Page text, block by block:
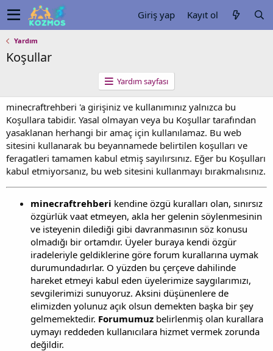
Giriş yap Kayıt ol
Yardım
Koşullar
Yardım sayfası
minecraftrehberi 'a girişiniz ve kullanımınız yalnızca bu
Koşullara tabidir. Yasal olmayan veya bu Koşullar tarafından
yasaklanan herhangi bir amaç için kullanılamaz. Bu web
sitesini kullanarak bu beyannamede belirtilen koşulları ve
feragatleri tamamen kabul etmiş sayılırsınız. Eğer bu Koşulları
kabul etmiyorsanız, bu web sitesini kullanmayı bırakmalısınız.
minecraftrehberi kendine özgü kuralları olan, sınırsız
özgürlük vaat etmeyen, akla her gelenin söylenmesinin
ve isteyenin dilediği gibi davranmasının söz konusu
olmadığı bir ortamdır. Üyeler buraya kendi özgür
iradeleriyle geldiklerine göre forum kurallarına uymak
durumundadırlar. O yüzden bu çerçeve dahilinde
hareket etmeyi kabul eden üyelerimize saygılarımızı,
sevgilerimizi sunuyoruz. Aksini düşünenlere de
elimizden yolunuz açık olsun demekten başka bir şey
gelmemektedir. Forumumuz belirlenmiş olan kurallara
uymayı reddeden kullanıcılara hizmet vermek zorunda
değildir.